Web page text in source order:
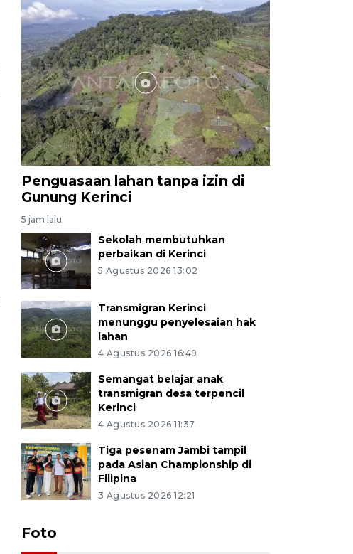
Penguasaan lahan tanpa izin di
Gunung Kerinci
5 jam lalu
Sekolah membutuhkan
perbaikan di Kerinci
5 Agustus 2026 13:02
Transmigran Kerinci
menunggu penyelesaian hak
lahan
4 Agustus 2026 16:49
Semangat belajar anak
transmigran desa terpencil
Kerinci
4 Agustus 2026 11:37
Tiga pesenam Jambi tampil
pada Asian Championship di
Filipina
3 Agustus 2026 12:21
Foto